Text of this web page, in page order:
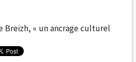
Breizh, « un ancrage culturel